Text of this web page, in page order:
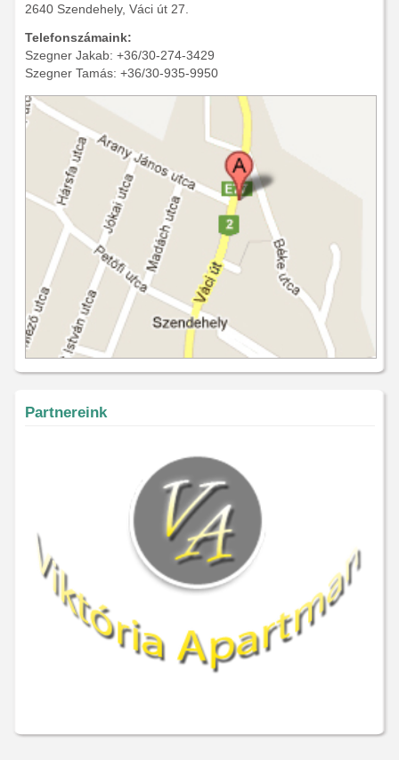
2640 Szendehely, Váci út 27.
Telefonszámaink:
Szegner Jakab: +36/30-274-3429
Szegner Tamás: +36/30-935-9950
Partnereink